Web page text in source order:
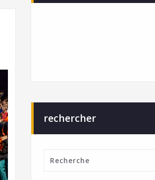
rechercher